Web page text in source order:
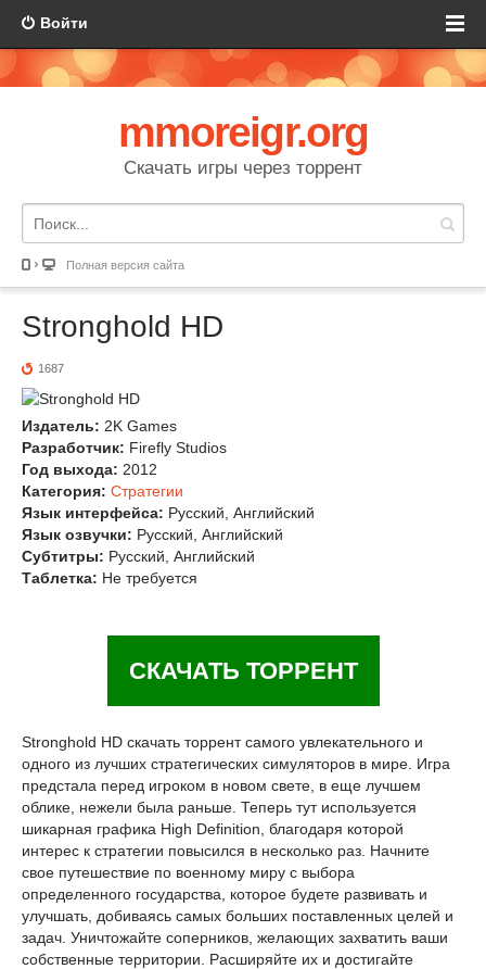
Войти
mmoreigr.org
Скачать игры через торрент
Полная версия сайта
Stronghold HD
1687
Издатель: 2K Games
Разработчик: Firefly Studios
Год выхода: 2012
Категория: Стратегии
Язык интерфейса: Русский, Английский
Язык озвучки: Русский, Английский
Субтитры: Русский, Английский
Таблетка: Не требуется
СКАЧАТЬ ТОРРЕНТ
Stronghold HD скачать торрент самого увлекательного и
одного из лучших стратегических симуляторов в мире. Игра
предстала перед игроком в новом свете, в еще лучшем
облике, нежели была раньше. Теперь тут используется
шикарная графика High Definition, благодаря которой
интерес к стратегии повысился в несколько раз. Начните
свое путешествие по военному миру с выбора
определенного государства, которое будете развивать и
улучшать, добиваясь самых больших поставленных целей и
задач. Уничтожайте соперников, желающих захватить ваши
собственные территории. Расширяйте их и достигайте